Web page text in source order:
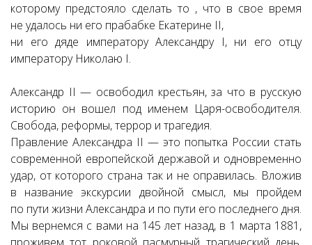
которому предстояло сделать то , что в свое время
не удалось ни его прабабке Екатерине II,
ни его дяде императору Александру I, ни его отцу
императору Николаю I.
Александр II — освободил крестьян, за что в русскую
историю он вошел под именем Царя-освободителя.
Свобода, реформы, террор и трагедия.
Правление Александра II — это попытка России стать
современной европейской державой и одновременно
удар, от которого страна так и не оправилась. Вложив
в название экскурсии двойной смысл, мы пройдем
по пути жизни Александра и по пути его последнего дня.
Мы вернемся с вами на 145 лет назад, в 1 марта 1881,